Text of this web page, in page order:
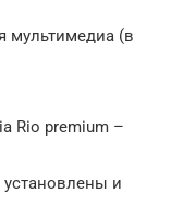
мультимедиа (в
Rio premium –
и